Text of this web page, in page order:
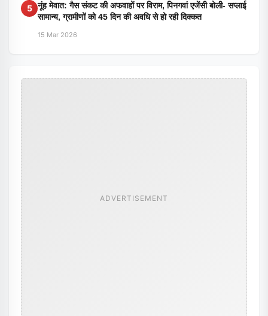
5 नूंह मेवात: गैस संकट की अफवाहों पर विराम, पिनगवां एजेंसी बोली- सप्लाई
सामान्य, ग्रामीणों को 45 दिन की अवधि से हो रही दिक्कत
15 Mar 2026
ADVERTISEMENT